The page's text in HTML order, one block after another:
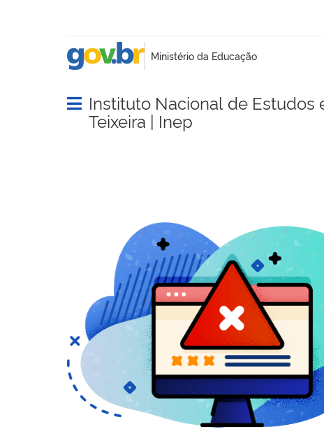
Abrir menu principal de navegação
Instituto Nacional de Estudos
Teixeira | Inep